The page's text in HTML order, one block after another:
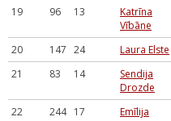
19 96 13
Katrīna
Vībāne
20 147 24 Laura Elste
21
83 14
Sendija
Drozde
22 244 17
Emīlija